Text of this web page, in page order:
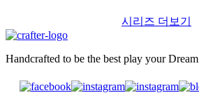
시리즈 더보기
Handcrafted to be the best play your Dream